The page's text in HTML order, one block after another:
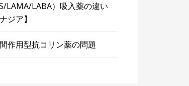
LAMA/LABA）吸入薬の違い
ジア】
作用型抗コリン薬の問題